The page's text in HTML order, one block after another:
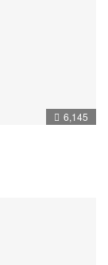
6,145